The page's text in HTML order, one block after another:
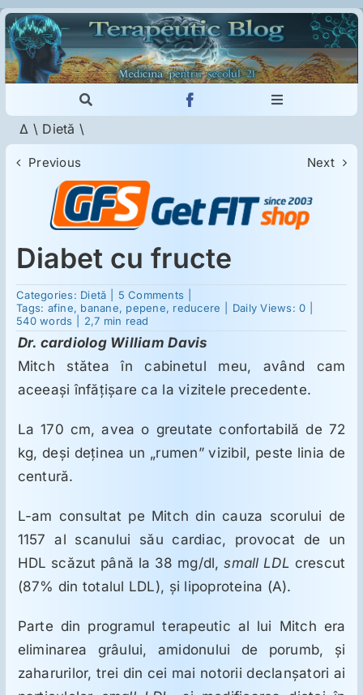
Skip
to
content
Toggle
Navigation
Cautare...
Toggle
Imunologie
Dermatologie
Psihiatrie
Neurologie
Intoleranţa la gluten
Reumatologie
Ginecologie
Mesajele lui Reichelt
Dietă
LDN
Δ \ Dietă \
Previous Next
Diabet cu fructe
Categories: Dietă 5 Comments
Diabet
Tags: afine, banane, pepene, reducere Daily Views: 0
540 words
2,7 min read
Dr. cardiolog William Davis
Mitch stătea în cabinetul meu, având cam
aceeaşi înfăţişare ca la vizitele precedente.
La 170 cm, avea o greutate confortabilă de 72
kg, deşi deţinea un „rumen” vizibil, peste linia de
centură.
L-am consultat pe Mitch din cauza scorului de
1157 al scanului său cardiac, provocat de un
HDL scăzut până la 38 mg/dl,small LDL crescut
(87% din totalul LDL), şi lipoproteina (A).
Parte din programul terapeutic al lui Mitch era
eliminarea grâului, amidonului de porumb, şi
zaharurilor, trei din cei mai notorii declanşatori ai